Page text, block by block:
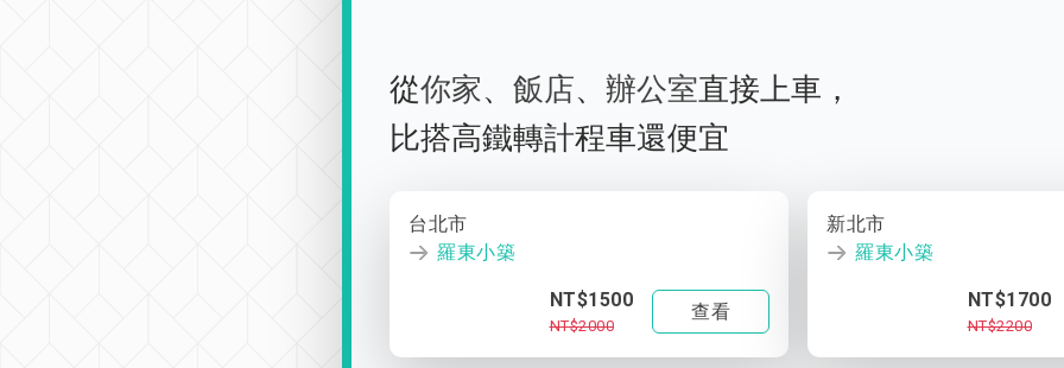
從你家、 飯店、 辦公室直接上車，
比搭高鐵轉計程車還便宜
台北市
羅東小築
NT$1500
NT$2000
查看
新北市
羅東小築
NT$1700
NT$2200